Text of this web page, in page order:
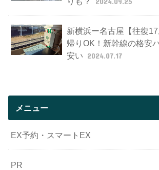
新横浜ー名古屋【往復
帰りOK！新幹線の格安
安い 2024.07.17
メニュー
EX予約・スマートEX
PR